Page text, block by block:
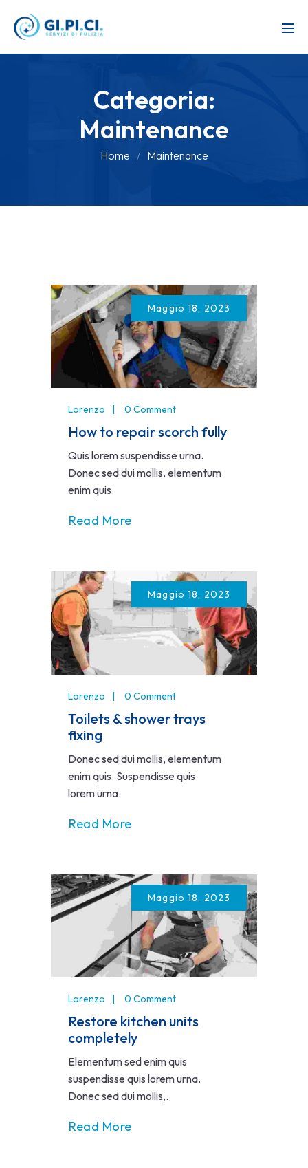
Categoria:
Maintenance
Home Maintenance
Maggio 18, 2023
Lorenzo 0 Comment
How to repair scorch fully
Quis lorem suspendisse urna.
Donec sed dui mollis, elementum
enim quis.
Read More
Maggio 18, 2023
Lorenzo 0 Comment
Toilets & shower trays
fixing
Donec sed dui mollis, elementum
enim quis. Suspendisse quis
lorem urna.
Read More
Maggio 18, 2023
Lorenzo 0 Comment
Restore kitchen units
completely
Elementum sed enim quis
suspendisse quis lorem urna.
Donec sed dui mollis,.
Read More